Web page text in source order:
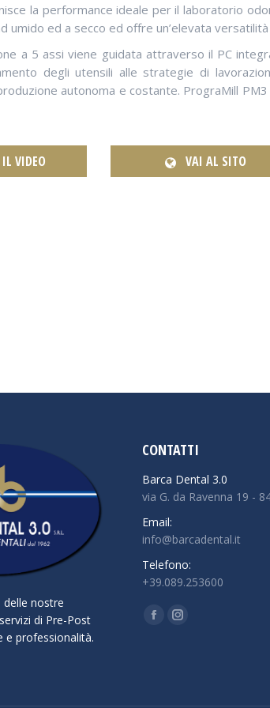
la performance ideale per il laboratorio
umido ed a secco ed offre un’elevata
a 5 assi viene guidata attraverso il PC
degli utensili alle strategie di
autonoma e costante. PrograMill
VIDEO VAI AL SITO
nostre
di Pre-Post
e professionalità.
CONTATTI
Barca Dental 3.0
via G. da Ravenna 19 -
Email:
info@barcadental.it
Telefono:
+39.089.253600
Find us on:
FacebookInstagram